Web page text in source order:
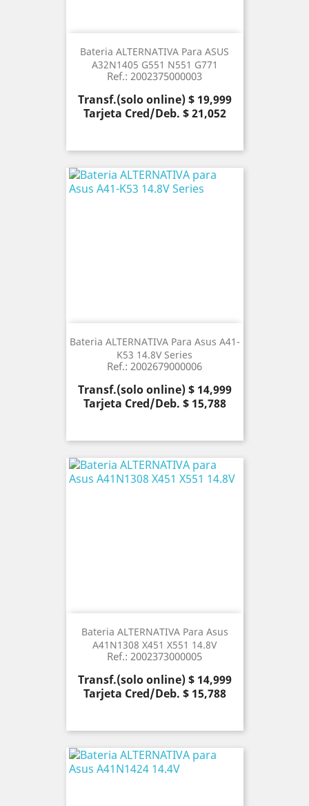
Bateria ALTERNATIVA Para ASUS
A32N1405 G551 N551 G771
Ref.: 2002375000003
Precio
Transf.(solo online) $ 19,999
Tarjeta Cred/Deb. $ 21,052
Bateria ALTERNATIVA Para Asus A41-
K53 14.8V Series
Ref.: 2002679000006
Precio
Transf.(solo online) $ 14,999
Tarjeta Cred/Deb. $ 15,788
Bateria ALTERNATIVA Para Asus
A41N1308 X451 X551 14.8V
Ref.: 2002373000005
Precio
Transf.(solo online) $ 14,999
Tarjeta Cred/Deb. $ 15,788